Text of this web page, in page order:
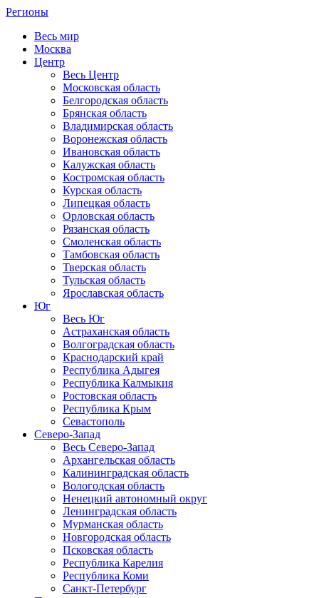
Регионы
Весь мир
Москва
Центр
Весь Центр
Московская область
Белгородская область
Брянская область
Владимирская область
Воронежская область
Ивановская область
Калужская область
Костромская область
Курская область
Липецкая область
Орловская область
Рязанская область
Смоленская область
Тамбовская область
Тверская область
Тульская область
Ярославская область
Юг
Весь Юг
Астраханская область
Волгоградская область
Краснодарский край
Республика Адыгея
Республика Калмыкия
Ростовская область
Республика Крым
Севастополь
Северо-Запад
Весь Северо-Запад
Архангельская область
Калининградская область
Вологодская область
Ненецкий автономный округ
Ленинградская область
Мурманская область
Новгородская область
Псковская область
Республика Карелия
Республика Коми
Санкт-Петербург